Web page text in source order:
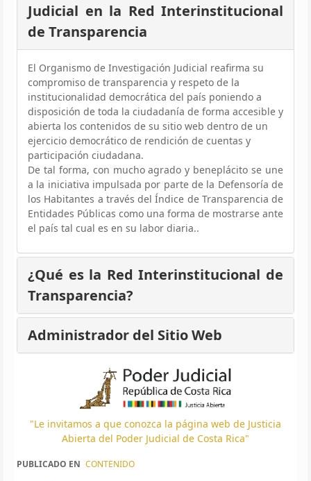
Judicial en la Red Interinstitucional
de Transparencia
El Organismo de Investigación Judicial reafirma su
compromiso de transparencia y respeto de la
institucionalidad democrática del país poniendo a
disposición de toda la ciudadanía de forma accesible y
abierta los contenidos de su sitio web dentro de un
ejercicio democrático de rendición de cuentas y
participación ciudadana.
De tal forma, con mucho agrado y beneplácito se une
a la iniciativa impulsada por parte de la Defensoría de
los Habitantes a través del Índice de Transparencia de
Entidades Públicas como una forma de mostrarse ante
el país tal cual es en su labor diaria..
¿Qué es la Red Interinstitucional de
Transparencia?
Administrador del Sitio Web
"Le invitamos a que conozca la página web de Justicia
Abierta del Poder Judicial de Costa Rica"
PUBLICADO EN CONTENIDO